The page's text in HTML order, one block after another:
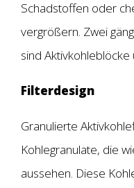
Schadstoffen oder
vergrößern. Zwei
sind
Filterdesign
Granulierte
Kohlegranulate, die
aussehen. Diese